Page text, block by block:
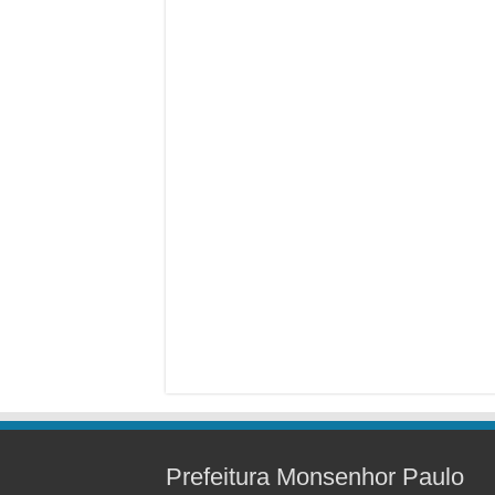
Prefeitura Monsenhor Paulo